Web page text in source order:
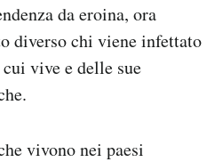
da eroina, ora
diverso chi viene infettato
vive e delle sue
vivono nei paesi